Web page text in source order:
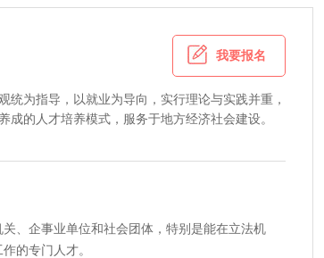
统为指导，以就业为导向，实行理论与实践并重，
的人才培养模式，服务于地方经济社会建设。
我要报名
、企事业单位和社会团体，特别是能在立法机
的专门人才。